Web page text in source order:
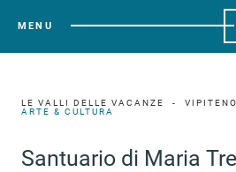
MENU
LE VALLI DELLE VACANZE
ARTE & CULTURA
Santuario di Maria